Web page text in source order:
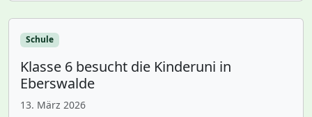
Schule
Klasse 6 besucht die Kinderuni in
Eberswalde
13. März 2026